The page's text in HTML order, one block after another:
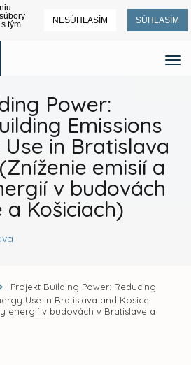
tým
NESÚHLASÍM SÚHLASÍM
Power:
Emissions
in Bratislava
emisií a
v budovách
Košiciach)
Projekt Building Power: Reducing
Use in Bratislava and Kosice
energií v budovách v Bratislave a